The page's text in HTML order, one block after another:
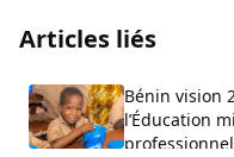
Articles liés
Bénin vision
l’Éducation